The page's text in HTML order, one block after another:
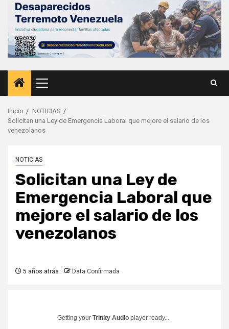
Menú
principal
Inicio
NOTICIAS
Solicitan una Ley de Emergencia Laboral que mejore el salario de los
venezolanos
NOTICIAS
Solicitan una Ley de
Emergencia Laboral que
mejore el salario de los
venezolanos
5 años atrás Data Confirmada
Getting your Trinity Audio player ready...